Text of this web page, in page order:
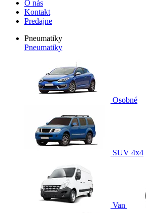
O nás
Kontakt
Predajne
Pneumatiky
Pneumatiky
Osobné
SUV 4x4
Van